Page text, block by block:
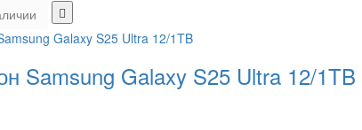
Samsung Galaxy S25 Ultra 12/1TB